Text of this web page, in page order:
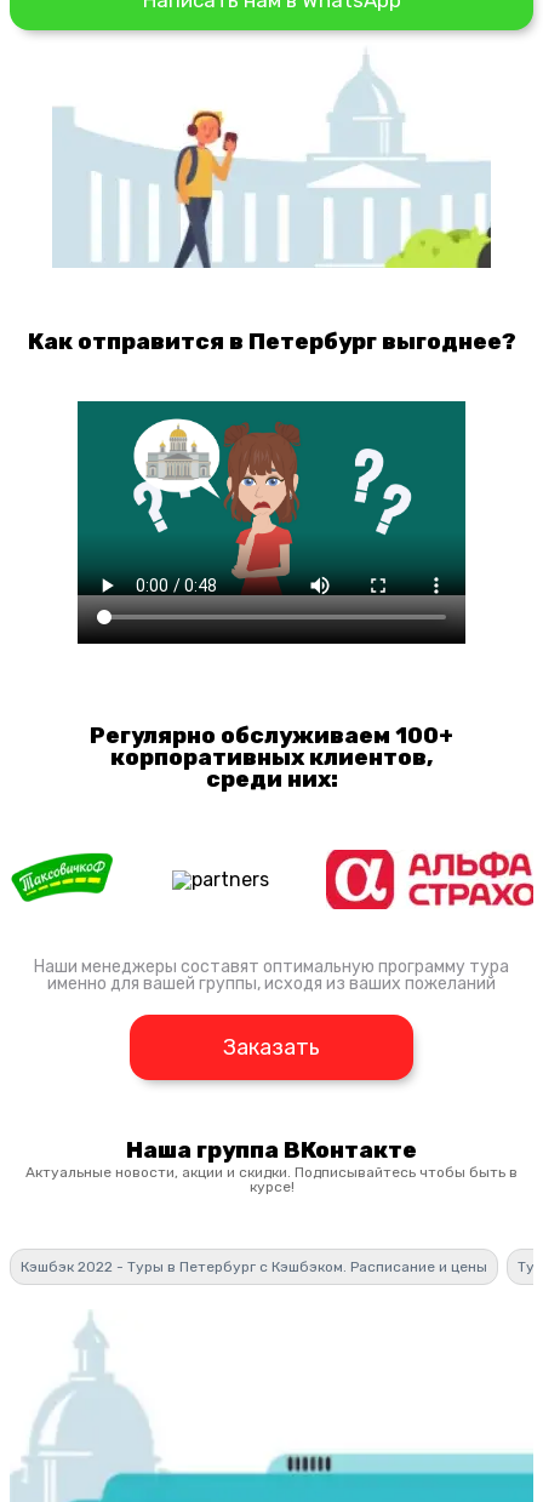
Как отправится в Петербург выгоднее?
Регулярно обслуживаем 100+
корпоративных клиентов,
среди них:
Наши менеджеры составят оптимальную программу тура
именно для вашей группы, исходя из ваших пожеланий
Заказать
Наша группа ВКонтакте
Актуальные новости, акции и скидки. Подписывайтесь чтобы быть в
курсе!
Кэшбэк 2022 - Туры в Петербург с Кэшбэком. Расписание и цены